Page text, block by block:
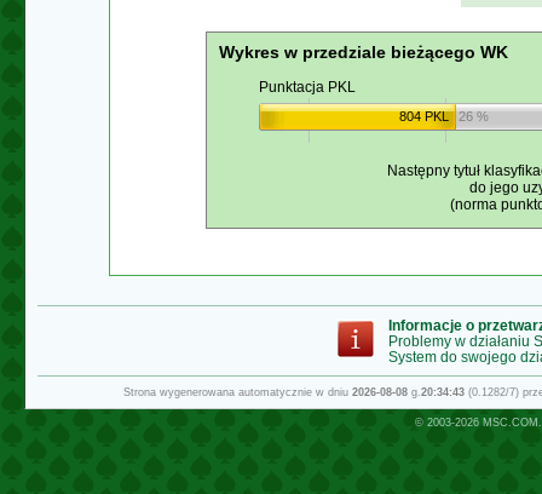
Wykres w przedziale bieżącego WK
Punktacja PKL
804 PKL 26 %
Następny tytuł
do jego
(norma
Informacje o
Problemy w działaniu
System do swojego
Strona wygenerowana automatycznie w dniu 2026-08-08g.20:34:43(0.1282/7)
© 2003-2026